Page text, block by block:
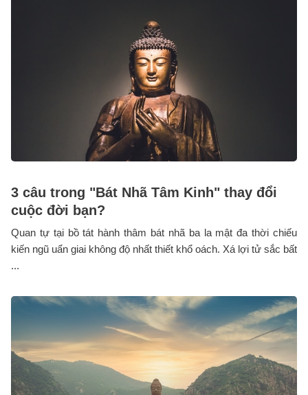
3 câu trong "Bát Nhã Tâm Kinh" thay đổi
cuộc đời bạn?
Quan tự tại bồ tát hành thâm bát nhã ba la mật đa thời chiếu
kiến ngũ uẩn giai không độ nhất thiết khổ oách. Xá lợi tử sắc bất
...